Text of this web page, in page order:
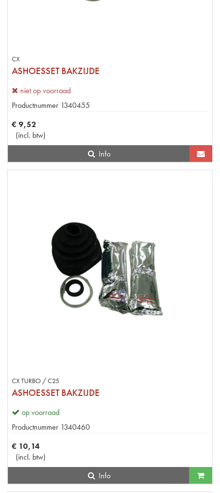
CX
ASHOESSET BAKZIJDE
niet op voorraad
Productnummer 1340455
€ 9,52
(incl. btw)
Info
CX TURBO / C25
ASHOESSET BAKZIJDE
op voorraad
Productnummer 1340460
€ 10,14
(incl. btw)
Info